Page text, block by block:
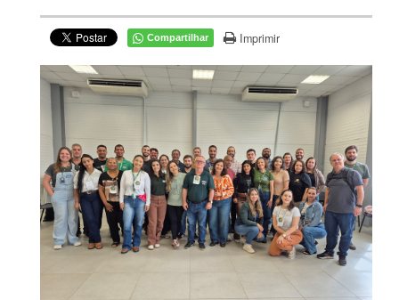
Compartilhar Imprimir